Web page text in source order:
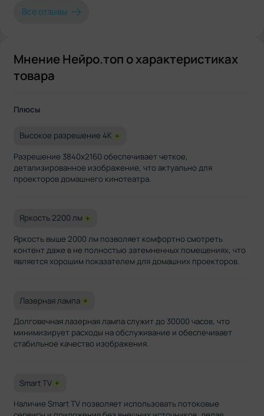
Комментарии:Дорогое
Все отзывы
Мнение Нейро.топ о характеристиках
товара
Плюсы
Высокое разрешение 4K +
Разрешение 3840x2160 обеспечивает четкое,
детализированное изображение, что актуально для
проекторов домашнего кинотеатра.
Яркость 2200 лм +
Яркость выше 2000 лм позволяет комфортно смотреть
контент даже в не полностью затемненных помещениях, что
является хорошим показателем для домашних проекторов.
Лазерная лампа +
Долговечная лазерная лампа служит до 30000 часов, что
минимизирует расходы на обслуживание и обеспечивает
стабильное качество изображения.
Smart TV +
Наличие Smart TV позволяет использовать потоковые